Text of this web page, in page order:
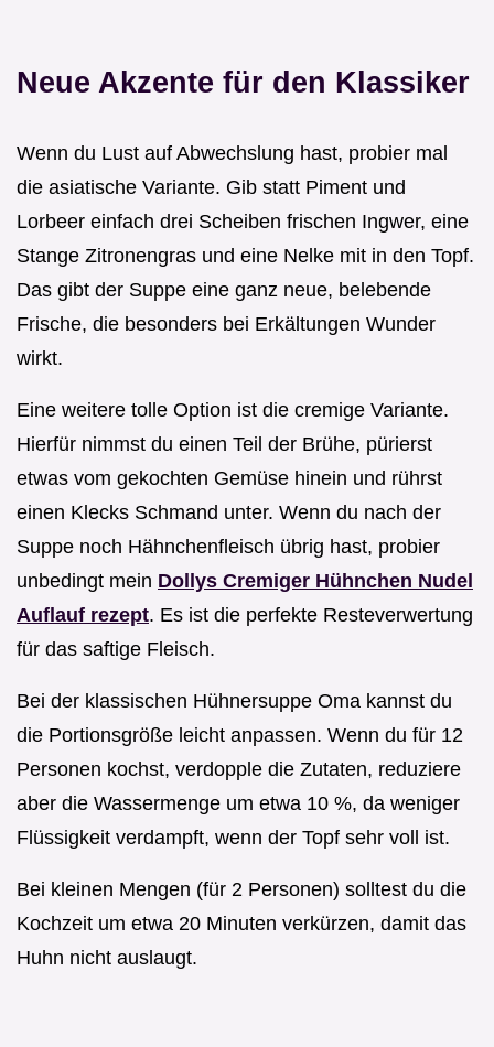
Neue Akzente für den Klassiker
Wenn du Lust auf Abwechslung hast, probier mal
die asiatische Variante. Gib statt Piment und
Lorbeer einfach drei Scheiben frischen Ingwer, eine
Stange Zitronengras und eine Nelke mit in den Topf.
Das gibt der Suppe eine ganz neue, belebende
Frische, die besonders bei Erkältungen Wunder
wirkt.
Eine weitere tolle Option ist die cremige Variante.
Hierfür nimmst du einen Teil der Brühe, pürierst
etwas vom gekochten Gemüse hinein und rührst
einen Klecks Schmand unter. Wenn du nach der
Suppe noch Hähnchenfleisch übrig hast, probier
unbedingt mein Dollys Cremiger Hühnchen Nudel
Auflauf rezept. Es ist die perfekte Resteverwertung
für das saftige Fleisch.
Bei der klassischen Hühnersuppe Oma kannst du
die Portionsgröße leicht anpassen. Wenn du für 12
Personen kochst, verdopple die Zutaten, reduziere
aber die Wassermenge um etwa 10 %, da weniger
Flüssigkeit verdampft, wenn der Topf sehr voll ist.
Bei kleinen Mengen (für 2 Personen) solltest du die
Kochzeit um etwa 20 Minuten verkürzen, damit das
Huhn nicht auslaugt.